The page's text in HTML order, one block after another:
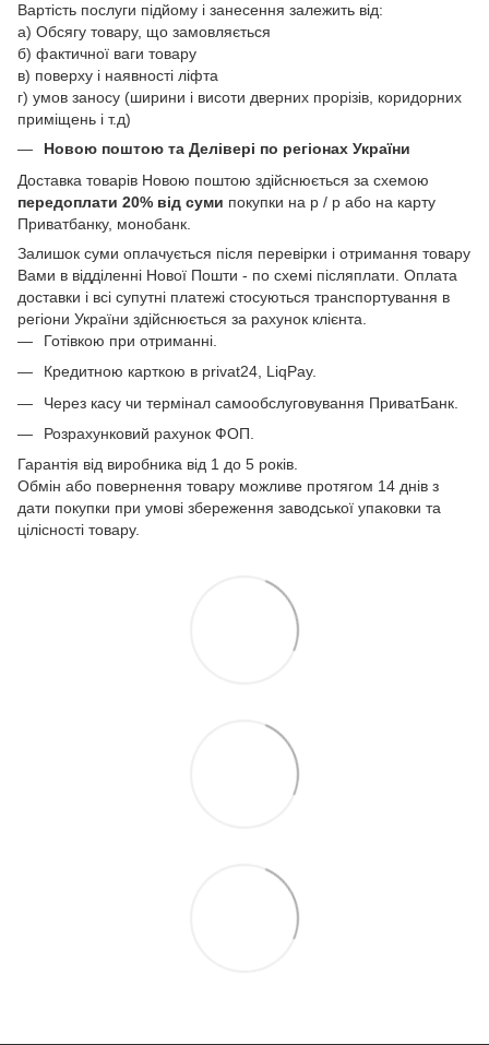
Вартість послуги підйому і занесення залежить від:
а) Обсягу товару, що замовляється
б) фактичної ваги товару
в) поверху і наявності ліфта
г) умов заносу (ширини і висоти дверних прорізів, коридорних
приміщень і т.д)
Новою поштою та Делівері по регіонах України
Доставка товарів Новою поштою здійснюється за схемою
передоплати 20% від суми покупки на р / р або на карту
Приватбанку, монобанк.
Залишок суми оплачується після перевірки і отримання товару
Вами в відділенні Нової Пошти - по схемі післяплати. Оплата
доставки і всі супутні платежі стосуються транспортування в
регіони України здійснюється за рахунок клієнта.
Готівкою при отриманні.
Кредитною карткою в privat24, LiqPay.
Через касу чи термінал самообслуговування ПриватБанк.
Розрахунковий рахунок ФОП.
Гарантія від виробника від 1 до 5 років.
Обмін або повернення товару можливе протягом 14 днів з
дати покупки при умові збереження заводської упаковки та
цілісності товару.